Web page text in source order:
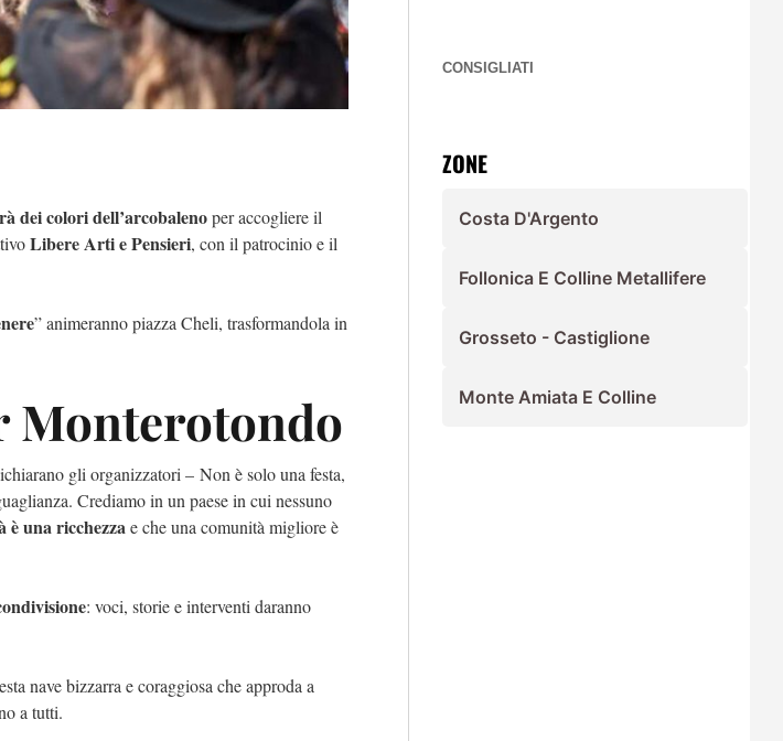
dei colori dell’arcobalenoper accogliere il
Libere Arti e Pensieri, con il patrocinio e il
” animeranno piazza Cheli, trasformandola in
Monterotondo
gli organizzatori – Non è solo una festa,
Crediamo in un paese in cui nessuno
è una ricchezzae che una comunità migliore è
: voci, storie e interventi daranno
nave bizzarra e coraggiosa che approda a
a tutti.
CONSIGLIATI
ZONE
Costa D'Argento
Follonica E Colline Metallifere
Grosseto - Castiglione
Monte Amiata E Colline